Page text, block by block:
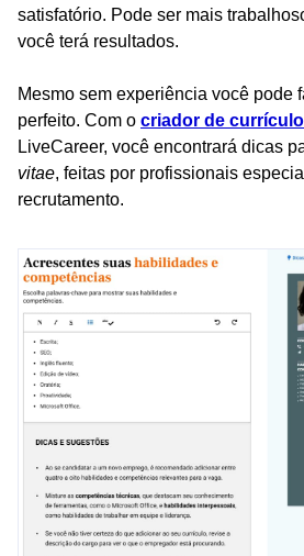
satisfatório. Pode ser mais
você terá resultados.
Mesmo sem experiência você pode
perfeito. Com o criador de
LiveCareer, você encontrará dicas
vitae, feitas por profissionais
recrutamento.